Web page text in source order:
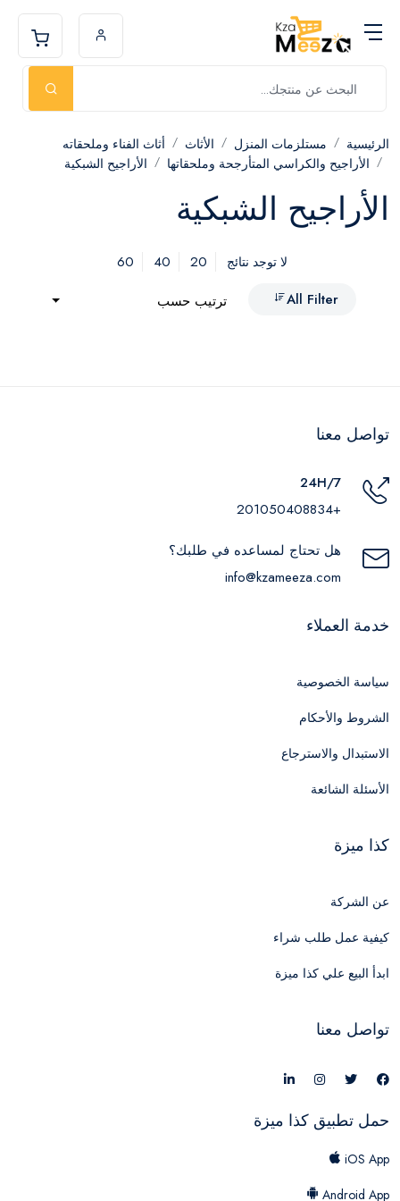
الرئيسية مستلزمات المنزل الأثاث
أثاث الفناء وملحقاته
الأراجيح والكراسي المتأرجحة وملحقاتها
الأراجيح الشبكية
الأراجيح الشبكية
لا توجد نتائج 20
40
60
All Filter
ترتيب حسب
تواصل معنا
24H/7
+201050408834
هل تحتاج لمساعده في طلبك؟
info@kzameeza.com
خدمة العملاء
سياسة الخصوصية
الشروط والأحكام
الاستبدال والاسترجاع
الأسئلة الشائعة
كذا ميزة
عن الشركة
كيفية عمل طلب شراء
ابدأ البيع علي كذا ميزة
تواصل معنا
حمل تطبيق كذا ميزة
iOS App
Android App